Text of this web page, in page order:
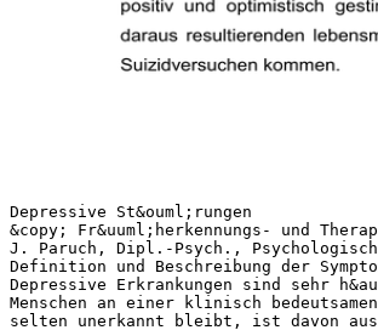
Depressive St&ouml;rungen
&copy; Fr&uuml;herkennungs- und
J. Paruch, Dipl.-Psych.,
Definition und Beschreibung der
Depressive Erkrankungen sind sehr
Menschen an einer klinisch
selten unerkannt bleibt, ist davon